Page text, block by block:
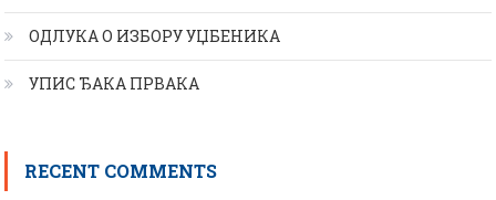
ОДЛУКА О ИЗБОРУ УЏБЕНИКА
УПИС ЂАКА ПРВАКА
RECENT COMMENTS